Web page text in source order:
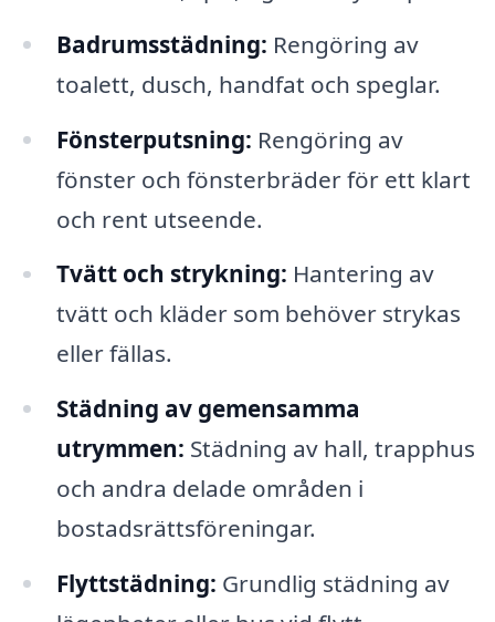
Badrumsstädning: Rengöring av
toalett, dusch, handfat och speglar.
Fönsterputsning: Rengöring av
fönster och fönsterbräder för ett klart
och rent utseende.
Tvätt och strykning: Hantering av
tvätt och kläder som behöver strykas
eller fällas.
Städning av gemensamma
utrymmen: Städning av hall, trapphus
och andra delade områden i
bostadsrättsföreningar.
Flyttstädning: Grundlig städning av